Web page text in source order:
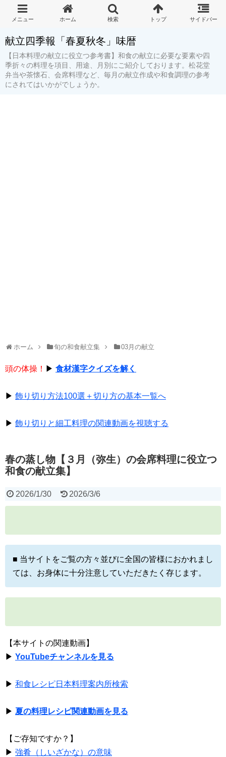
献立四季報「春夏秋冬」味暦
【日本料理の献立に役立つ参考書】和食の献立に必要な要素や四
季折々の料理を項目、用途、月別にご紹介しております。松花堂
弁当や茶懐石、会席料理など、毎月の献立作成や和食調理の参考
にされてはいかがでしょうか。
ホーム 旬の和食献立集 03月の献立
頭の体操！ ▶ 食材漢字クイズを解く
▶ 飾り切り方法100選＋切り方の基本一覧へ
▶ 飾り切りと細工料理の関連動画を視聴する
春の蒸し物【３月（弥生）の会席料理に役立つ
和食の献立集】
2026/1/30 2026/3/6
■ 当サイトをご覧の方々並びに全国の皆様におかれまし
ては、お身体に十分注意していただきたく存じます。
【本サイトの関連動画】
▶ YouTubeチャンネルを見る
▶ 和食レシピ日本料理案内所検索
▶ 夏の料理レシピ関連動画を見る
【ご存知ですか？】
▶ 強肴（しいざかな）の意味